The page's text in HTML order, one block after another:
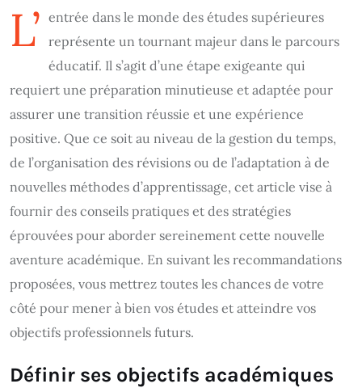
L’ entrée dans le monde des études supérieures
représente un tournant majeur dans le parcours
éducatif. Il s’agit d’une étape exigeante qui
requiert une préparation minutieuse et adaptée pour
assurer une transition réussie et une expérience
positive. Que ce soit au niveau de la gestion du temps,
de l’organisation des révisions ou de l’adaptation à de
nouvelles méthodes d’apprentissage, cet article vise à
fournir des conseils pratiques et des stratégies
éprouvées pour aborder sereinement cette nouvelle
aventure académique. En suivant les recommandations
proposées, vous mettrez toutes les chances de votre
côté pour mener à bien vos études et atteindre vos
objectifs professionnels futurs.
Définir ses objectifs académiques